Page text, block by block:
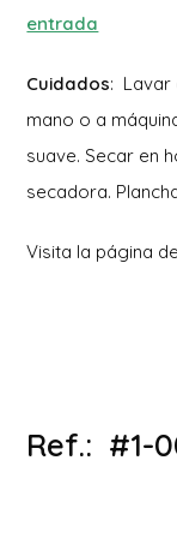
entrada
Cuidados: Lavar
mano o a
suave. Secar en
secadora.
Visita la página de
Ref.: #1-